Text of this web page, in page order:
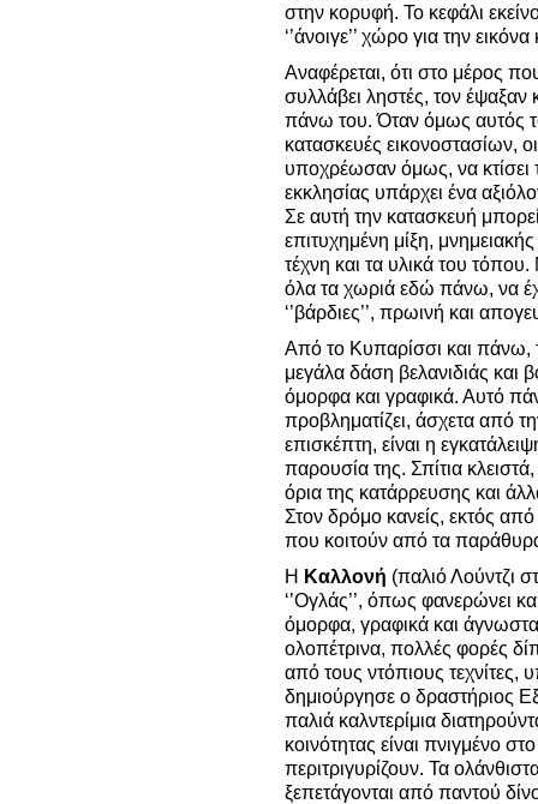
στην κορυφή. Το κεφάλι
‘’άνοιγε’’ χώρο για την
Αναφέρεται, ότι στο μέρος
συλλάβει ληστές, τον έψαξαν
πάνω του. Όταν όμως αυτός
κατασκευές εικονοστασίων,
υποχρέωσαν όμως, να κτίσει
εκκλησίας υπάρχει ένα
Σε αυτή την κατασκευή
επιτυχημένη μίξη,
τέχνη και τα υλικά του
όλα τα χωριά εδώ πάνω, να
‘’βάρδιες’’, πρωινή και
Από το Κυπαρίσσι και πάνω,
μεγάλα δάση βελανιδιάς και
όμορφα και γραφικά. Αυτό
προβληματίζει, άσχετα από
επισκέπτη, είναι η
παρουσία της. Σπίτια
όρια της κατάρρευσης και
Στον δρόμο κανείς, εκτός
που κοιτούν από τα
Η Καλλονή (παλιό Λούντζι
‘’Ογλάς’’, όπως φανερώνει
όμορφα, γραφικά και
ολοπέτρινα, πολλές φορές
από τους ντόπιους τεχνίτες,
δημιούργησε ο δραστήριος
παλιά καλντερίμια
κοινότητας είναι πνιγμένο
περιτριγυρίζουν. Τα
ξεπετάγονται από παντού